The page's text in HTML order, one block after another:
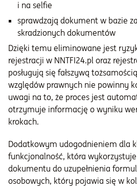
i na selfie
sprawdzają dokument w bazie
skradzionych dokumentów
Dzięki temu eliminowane jest
rejestracji w NNTFI24.pl oraz
posługują się fałszywą
względów prawnych nie powinny
uwagi na to, że proces jest
otrzymuje informację o wyniku
krokach.
Dodatkowym udogodnieniem dla
funkcjonalność, która
dokumentu do uzupełnienia
osobowych, który pojawia się w